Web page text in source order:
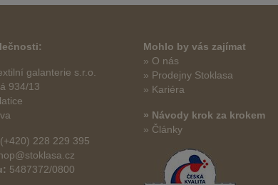
galanterie s.r.o.
934/13
228 229 395
5487372/0800
Mohlo by vás zajímat
» O nás
» Prodejny Stoklasa
» Kariéra
» Návody krok za krokem
» Články